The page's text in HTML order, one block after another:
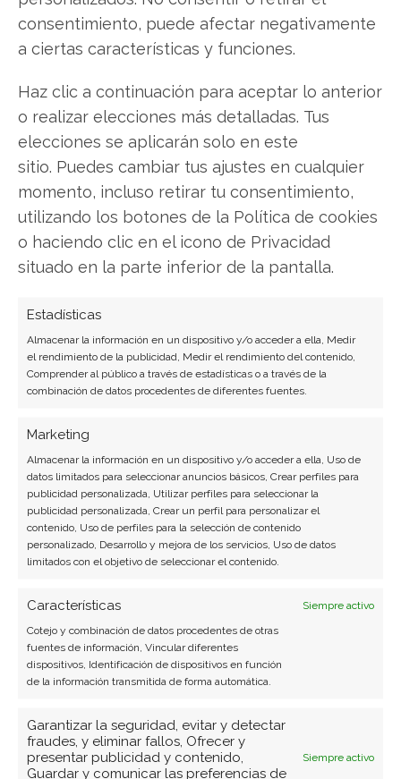
consentimiento, puede afectar negativamente
a ciertas características y funciones.
Haz clic a continuación para aceptar lo anterior
o realizar elecciones más detalladas. Tus
elecciones se aplicarán solo en este
sitio. Puedes cambiar tus ajustes en cualquier
momento, incluso retirar tu consentimiento,
utilizando los botones de la Política de cookies
o haciendo clic en el icono de Privacidad
situado en la parte inferior de la pantalla.
Estadísticas
Almacenar la información en un dispositivo y/o acceder a ella, Medir
el rendimiento de la publicidad, Medir el rendimiento del contenido,
Comprender al público a través de estadísticas o a través de la
combinación de datos procedentes de diferentes fuentes.
Marketing
Almacenar la información en un dispositivo y/o acceder a ella, Uso de
datos limitados para seleccionar anuncios básicos, Crear perfiles para
publicidad personalizada, Utilizar perfiles para seleccionar la
publicidad personalizada, Crear un perfil para personalizar el
contenido, Uso de perfiles para la selección de contenido
personalizado, Desarrollo y mejora de los servicios, Uso de datos
limitados con el objetivo de seleccionar el contenido.
Características
Siempre activo
Cotejo y combinación de datos procedentes de otras
fuentes de información, Vincular diferentes
dispositivos, Identificación de dispositivos en función
de la información transmitida de forma automática.
Garantizar la seguridad, evitar y detectar
fraudes, y eliminar fallos, Ofrecer y
presentar publicidad y contenido,
Guardar y comunicar las preferencias de
Siempre activo
optimismo sin reservas. Los próximos trimestres
determinarán qué visión prevalece: la de los
entusiastas o la de los más cautelosos.
Broadcom: ¿Comprar o vender? El nuevo
Análisis de Broadcom del 1 de agosto tiene la
respuesta:
Los últimos resultados de Broadcom son
contundentes: Acción inmediata requerida para
los inversores de Broadcom. ¿Merece la pena
invertir o es momento de vender? En el Análisis
exactamente qué hacer.
Broadcom: ¿Comprar o vender?¡Lee más aquí!
Broadcom
Compartir este artículo
Twitter
LinkedIn